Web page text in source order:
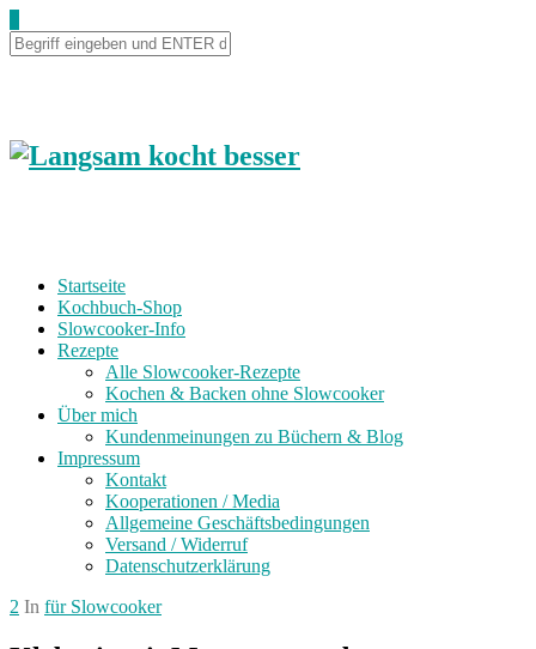
to
Recipe
Startseite
Kochbuch-Shop
Slowcooker-Info
Rezepte
Alle Slowcooker-Rezepte
Kochen & Backen ohne Slowcooker
Über mich
Kundenmeinungen zu Büchern & Blog
Impressum
Kontakt
Kooperationen / Media
Allgemeine Geschäftsbedingungen
Versand / Widerruf
Datenschutzerklärung
2 In für Slowcooker